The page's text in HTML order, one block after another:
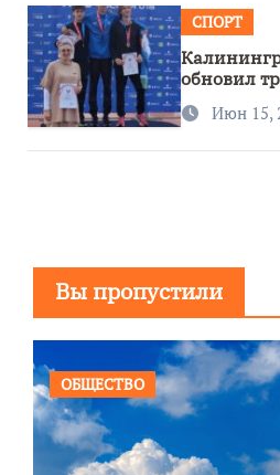
СПОРТ
обновил
Июн 15,
Вы пропустили
ОБЩЕСТВО